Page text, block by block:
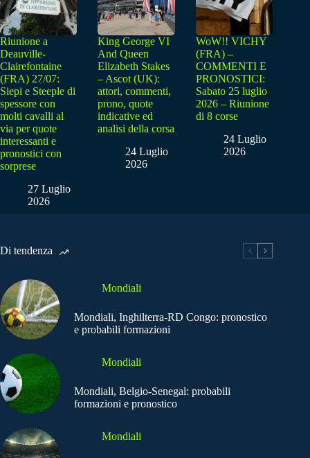
Riunione a
Deauville-
Clairefontaine
(FRA) 27/07:
Siepi e Steeple di
spessore con
molti cavalli al
via per quote
interessanti e
pronostici con
sorprese
27 Luglio
2026
King George VI
And Queen
Elizabeth Stakes
– Ascot (UK):
attori, commenti,
prono, quote
indicative ed
analisi della corsa
24 Luglio
2026
WoW!! VICHY
(FRA) –
COMMENTI E
PRONOSTICI:
Sabato 25 luglio
2026 – Riunione
di 8 corse
24 Luglio
2026
Di tendenza
Mondiali
Mondiali, Inghilterra-RD Congo: pronostico
e probabili formazioni
Mondiali
Mondiali, Belgio-Senegal: probabili
formazioni e pronostico
Mondiali